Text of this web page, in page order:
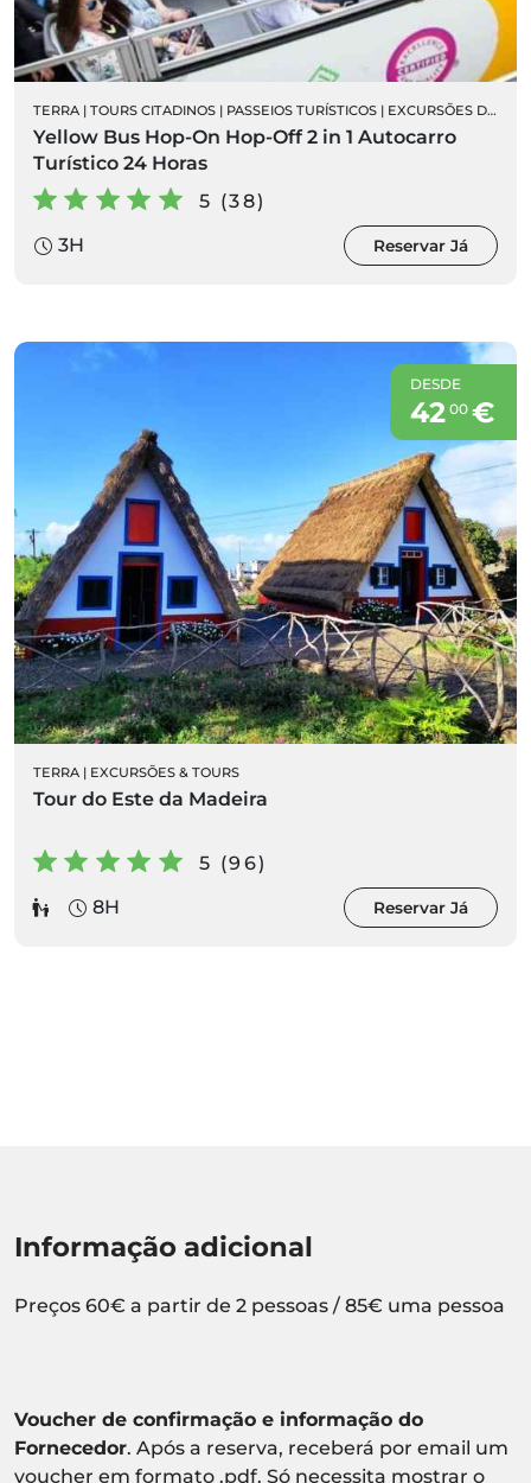
TERRA | TOURS CITADINOS | PASSEIOS TURÍSTICOS | EXCURSÕES DE AUTOCARRO
Yellow Bus Hop-On Hop-Off 2 in 1 Autocarro
Turístico 24 Horas
5 (38)
3H
Reservar Já
DESDE
42 00€
TERRA | EXCURSÕES & TOURS
Tour do Este da Madeira
5 (96)
8H
Reservar Já
Informação adicional
Preços 60€ a partir de 2 pessoas / 85€ uma pessoa
Voucher de confirmação e informação do
Fornecedor. Após a reserva, receberá por email um
voucher em formato .pdf. Só necessita mostrar o